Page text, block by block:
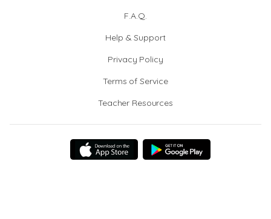
F.A.Q.
Help & Support
Privacy Policy
Terms of Service
Teacher Resources